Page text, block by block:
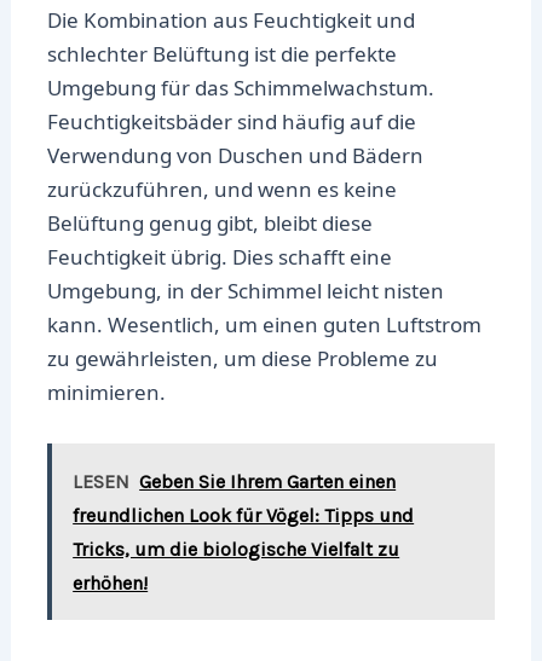
Die Kombination aus Feuchtigkeit und
schlechter Belüftung ist die perfekte
Umgebung für das Schimmelwachstum.
Feuchtigkeitsbäder sind häufig auf die
Verwendung von Duschen und Bädern
zurückzuführen, und wenn es keine
Belüftung genug gibt, bleibt diese
Feuchtigkeit übrig. Dies schafft eine
Umgebung, in der Schimmel leicht nisten
kann. Wesentlich, um einen guten Luftstrom
zu gewährleisten, um diese Probleme zu
minimieren.
LESEN Geben Sie Ihrem Garten einen
freundlichen Look für Vögel: Tipps und
Tricks, um die biologische Vielfalt zu
erhöhen!